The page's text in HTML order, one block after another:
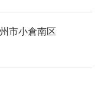
市小倉南区